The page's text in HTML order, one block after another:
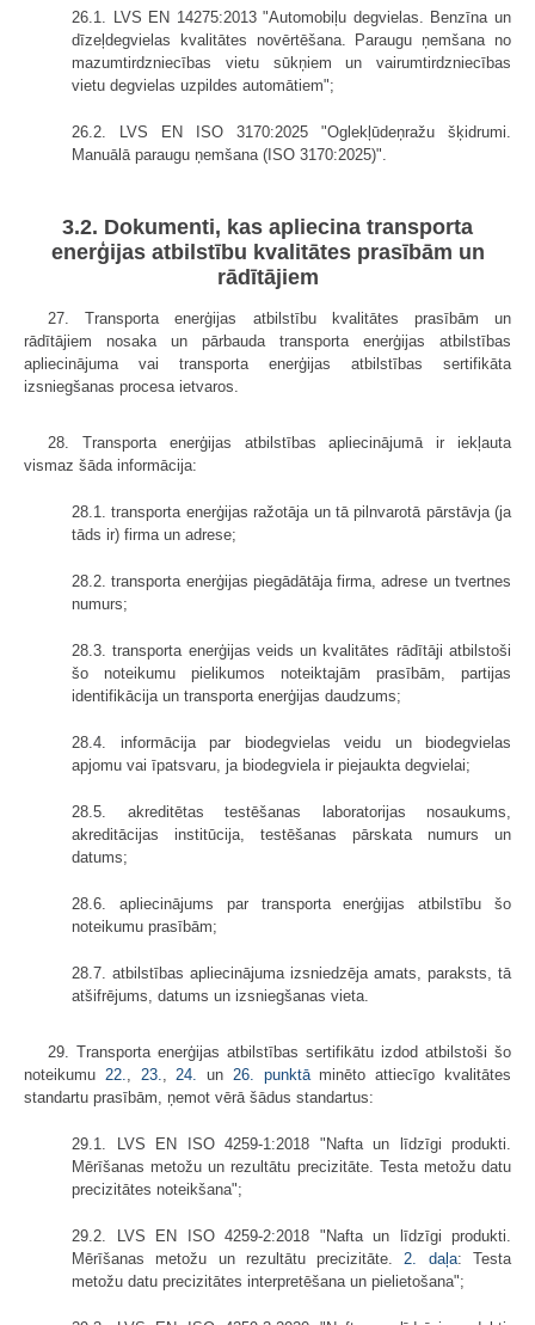
26.1. LVS EN 14275:2013 "Automobiļu degvielas. Benzīna un
dīzeļdegvielas kvalitātes novērtēšana. Paraugu ņemšana no
mazumtirdzniecības vietu sūkņiem un vairumtirdzniecības
vietu degvielas uzpildes automātiem";
26.2. LVS EN ISO 3170:2025 "Oglekļūdeņražu šķidrumi.
Manuālā paraugu ņemšana (ISO 3170:2025)".
3.2. Dokumenti, kas apliecina transporta
enerģijas atbilstību kvalitātes prasībām un
rādītājiem
27. Transporta enerģijas atbilstību kvalitātes prasībām un
rādītājiem nosaka un pārbauda transporta enerģijas atbilstības
apliecinājuma vai transporta enerģijas atbilstības sertifikāta
izsniegšanas procesa ietvaros.
28. Transporta enerģijas atbilstības apliecinājumā ir iekļauta
vismaz šāda informācija:
28.1. transporta enerģijas ražotāja un tā pilnvarotā pārstāvja (ja
tāds ir) firma un adrese;
28.2. transporta enerģijas piegādātāja firma, adrese un tvertnes
numurs;
28.3. transporta enerģijas veids un kvalitātes rādītāji atbilstoši
šo noteikumu pielikumos noteiktajām prasībām, partijas
identifikācija un transporta enerģijas daudzums;
28.4. informācija par biodegvielas veidu un biodegvielas
apjomu vai īpatsvaru, ja biodegviela ir piejaukta degvielai;
28.5. akreditētas testēšanas laboratorijas nosaukums,
akreditācijas institūcija, testēšanas pārskata numurs un
datums;
28.6. apliecinājums par transporta enerģijas atbilstību šo
noteikumu prasībām;
28.7. atbilstības apliecinājuma izsniedzēja amats, paraksts, tā
atšifrējums, datums un izsniegšanas vieta.
29. Transporta enerģijas atbilstības sertifikātu izdod atbilstoši šo
noteikumu 22. 23. 24. un 26. punktāminēto attiecīgo kvalitātes
standartu prasībām, ņemot vērā šādus standartus:
29.1. LVS EN ISO 4259-1:2018 "Nafta un līdzīgi produkti.
Mērīšanas metožu un rezultātu precizitāte. Testa metožu datu
precizitātes noteikšana";
29.2. LVS EN ISO 4259-2:2018 "Nafta un līdzīgi produkti.
Mērīšanas metožu un rezultātu precizitāte. 2. daļa: Testa
metožu datu precizitātes interpretēšana un pielietošana";